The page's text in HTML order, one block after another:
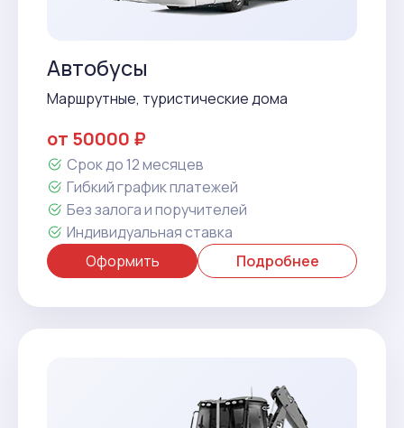
Автобусы
Маршрутные, туристические дома
от 50000 ₽
Срок до 12 месяцев
Гибкий график платежей
Без залога и поручителей
Индивидуальная ставка
Оформить
Подробнее